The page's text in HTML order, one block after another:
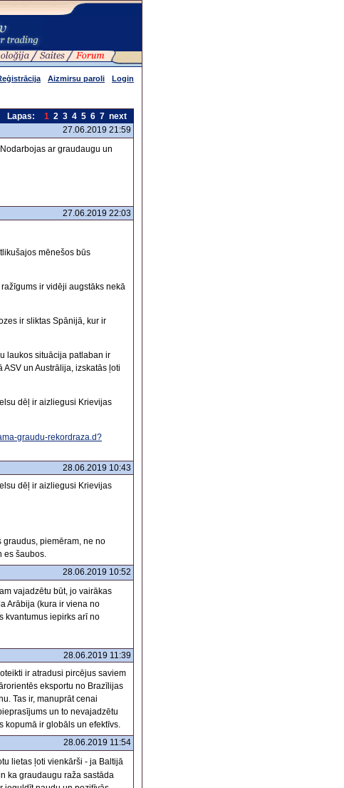
Aizmirsu paroli Login
Lapas:
1 2 3 4 5 6 7 next
27.06.2019 21:59
ar graudaugu un
27.06.2019 22:03
mēnešos būs
ir vidēji augstāks nekā
ir sliktas Spānijā, kur ir
laukos situācija patlaban ir
un Austrālija, izskatās ļoti
dēļ ir aizliegusi Krievijas
graudu-rekordraza.d?
28.06.2019 10:43
dēļ ir aizliegusi Krievijas
graudus, piemēram, ne no
es šaubos.
28.06.2019 10:52
vajadzētu būt, jo vairākas
Arābija (kura ir viena no
kvantumus iepirks arī no
28.06.2019 11:39
ir atradusi pircējus saviem
eksportu no Brazīlijas
Tas ir, manuprāt cenai
un to nevajadzētu
kopumā ir globāls un efektīvs.
28.06.2019 11:54
lietas ļoti vienkārši - ja Baltijā
ka graudaugu raža sastāda